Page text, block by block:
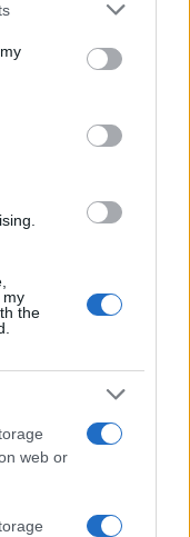
or more Google
You may click to
third-party tags to
in below Google
my
the
web or
καμία βλάβη ή
τρομερά
στο παρακάτω
μαζική παραγωγή
σίγουρα είναι
gadgets.